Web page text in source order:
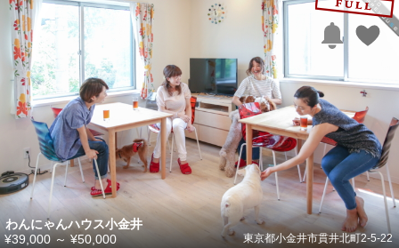
わんにゃんハウス小金井
東京都小金井市貫井北町2-5-22
¥39,000～¥50,000